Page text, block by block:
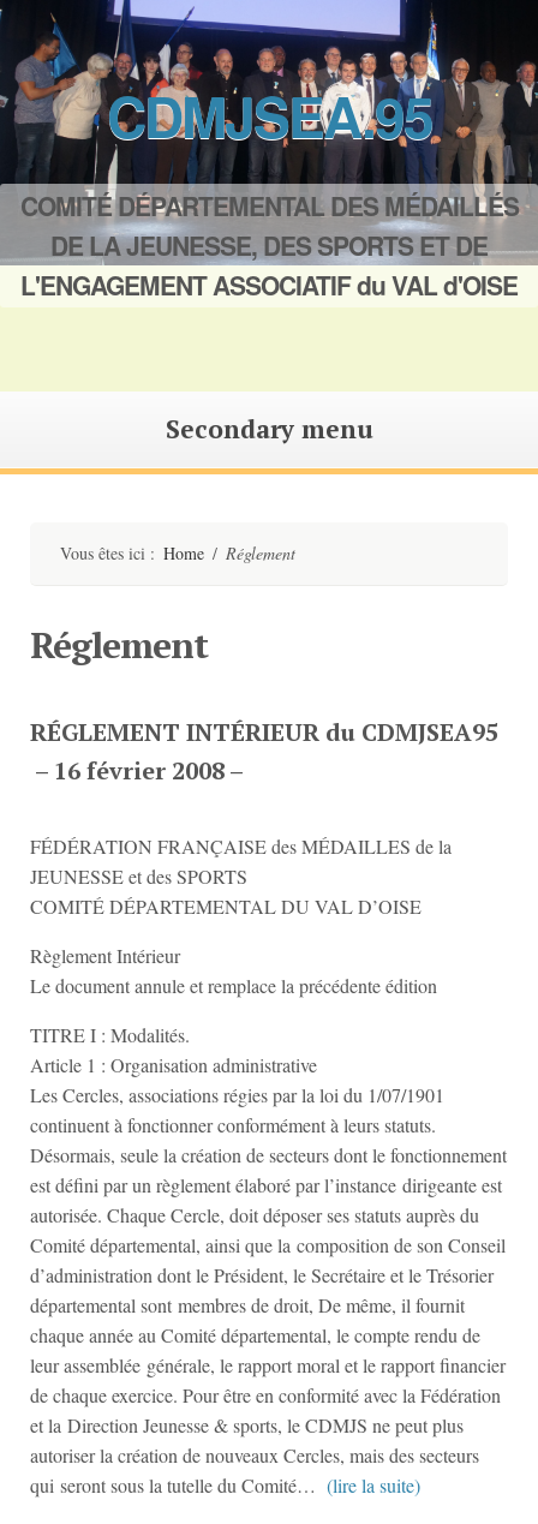
CDMJSEA.95
COMITÉ DÉPARTEMENTAL DES MÉDAILLÉS
DE LA JEUNESSE, DES SPORTS ET DE
L'ENGAGEMENT ASSOCIATIF du VAL d'OISE
Secondary menu
Vous êtes ici : Home / Réglement
Réglement
RÉGLEMENT INTÉRIEUR du CDMJSEA95
– 16 février 2008 –
FÉDÉRATION FRANÇAISE des MÉDAILLES de la
JEUNESSE et des SPORTS
COMITÉ DÉPARTEMENTAL DU VAL D’OISE
Règlement Intérieur
Le document annule et remplace la précédente édition
TITRE I : Modalités.
Article 1 : Organisation administrative
Les Cercles, associations régies par la loi du 1/07/1901
continuent à fonctionner conformément à leurs statuts.
Désormais, seule la création de secteurs dont le fonctionnement
est défini par un règlement élaboré par l’instance dirigeante est
autorisée. Chaque Cercle, doit déposer ses statuts auprès du
Comité départemental, ainsi que la composition de son Conseil
d’administration dont le Président, le Secrétaire et le Trésorier
départemental sont membres de droit, De même, il fournit
chaque année au Comité départemental, le compte rendu de
leur assemblée générale, le rapport moral et le rapport financier
de chaque exercice. Pour être en conformité avec la Fédération
et la Direction Jeunesse & sports, le CDMJS ne peut plus
autoriser la création de nouveaux Cercles, mais des secteurs
qui seront sous la tutelle du Comité… (lire la suite)